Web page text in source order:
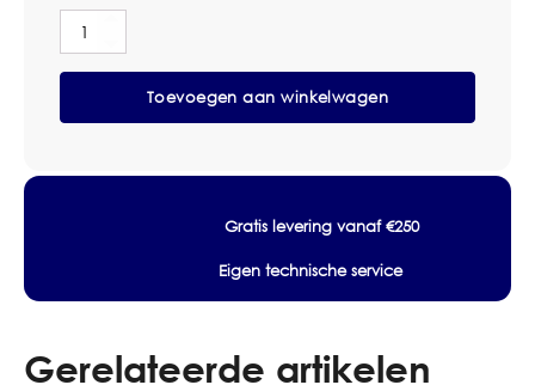
Controleer voor gebruik altijd of maat, houder,
koppeling of toepassing past bij het bestaande
Greenspeed-systeem.
Merk: Greenspeed
Artikel: Greenspeed General Purpose Mop 45cm
Maat / inhoud: 45cm
Controleer compatibiliteit met houder of mopplaat
Greenspeed
General
Purpose
45cm
Toevoegen aan winkelwagen
Gratis levering vanaf €250
Eigen technische service
Gerelateerde artikelen